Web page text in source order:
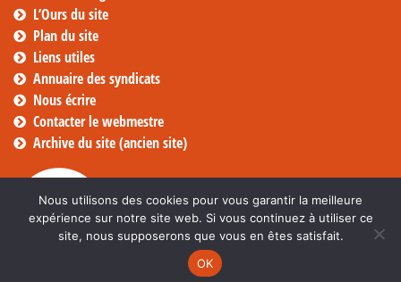
L’Ours du site
Plan du site
Liens utiles
Annuaire des syndicats
Nous écrire
Contacter le webmestre
Archive du site (ancien site)
Nous utilisons des cookies pour vous garantir la meilleure
expérience sur notre site web. Si vous continuez à utiliser ce
site, nous supposerons que vous en êtes satisfait.
OK